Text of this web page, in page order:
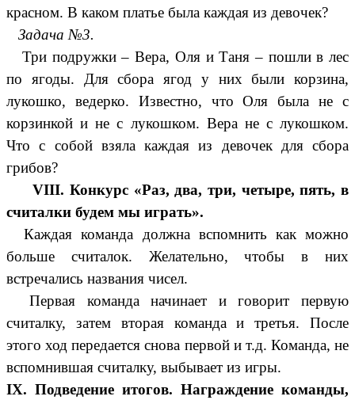
красном. В каком платье была каждая из девочек?
Задача №3.
Три подружки – Вера, Оля и Таня – пошли в лес
по ягоды. Для сбора ягод у них были корзина,
лукошко, ведерко. Известно, что Оля была не с
корзинкой и не с лукошком. Вера не с лукошком.
Что с собой взяла каждая из девочек для сбора
грибов?
VIII. Конкурс «Раз, два, три, четыре, пять, в
считалки будем мы играть».
Каждая команда должна вспомнить как можно
больше считалок. Желательно, чтобы в них
встречались названия чисел.
Первая команда начинает и говорит первую
считалку, затем вторая команда и третья. После
этого ход передается снова первой и т.д. Команда, не
вспомнившая считалку, выбывает из игры.
IХ. Подведение итогов. Награждение команды,